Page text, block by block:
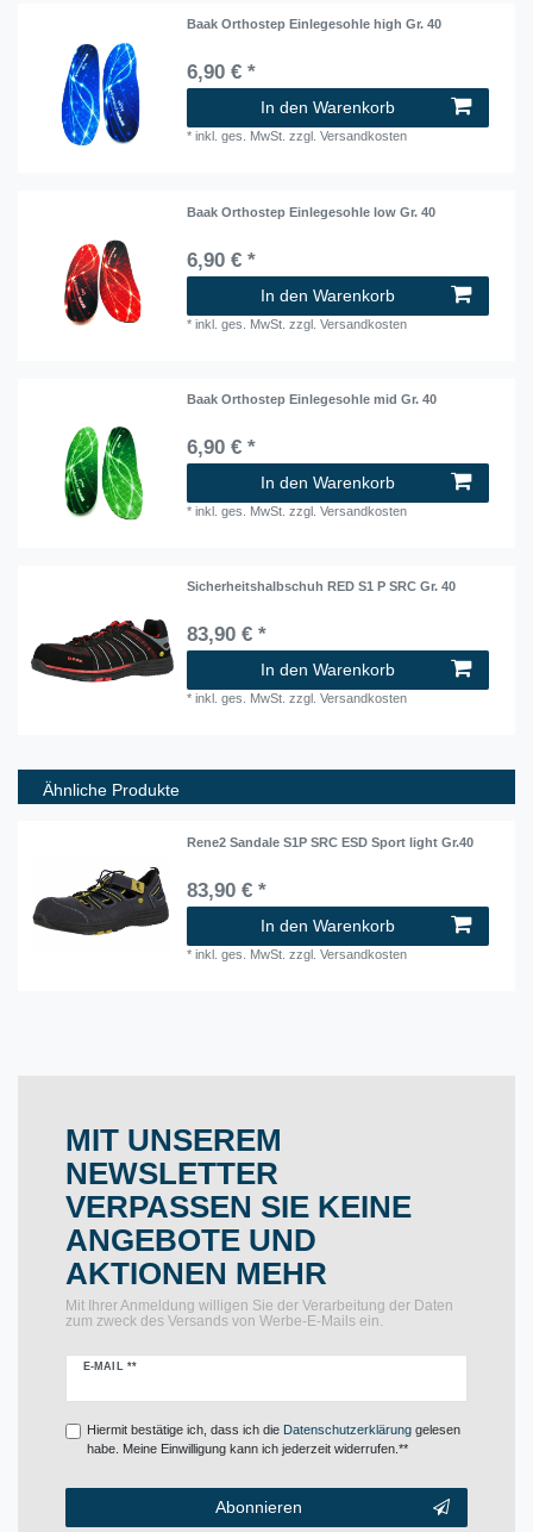
Baak Orthostep Einlegesohle high Gr. 40
6,90 € *
In den Warenkorb
*inkl. ges. MwSt. zzgl.Versandkosten
Baak Orthostep Einlegesohle low Gr. 40
6,90 € *
In den Warenkorb
*inkl. ges. MwSt. zzgl.Versandkosten
Baak Orthostep Einlegesohle mid Gr. 40
6,90 € *
In den Warenkorb
*inkl. ges. MwSt. zzgl.Versandkosten
Sicherheitshalbschuh RED S1 P SRC Gr. 40
83,90 € *
In den Warenkorb
*inkl. ges. MwSt. zzgl.Versandkosten
Ähnliche Produkte
Rene2 Sandale S1P SRC ESD Sport light Gr.40
83,90 € *
In den Warenkorb
*inkl. ges. MwSt. zzgl.Versandkosten
MIT UNSEREM
NEWSLETTER
VERPASSEN SIE KEINE
ANGEBOTE UND
AKTIONEN MEHR
Mit Ihrer Anmeldung willigen Sie der Verarbeitung der Daten
zum zweck des Versands von Werbe-E-Mails ein.
E-MAIL **
Newsletter
Hiermit bestätige ich, dass ich die Daten­schutz­erklärunggelesen
habe. Meine Einwilligung kann ich jederzeit widerrufen.**
Abonnieren